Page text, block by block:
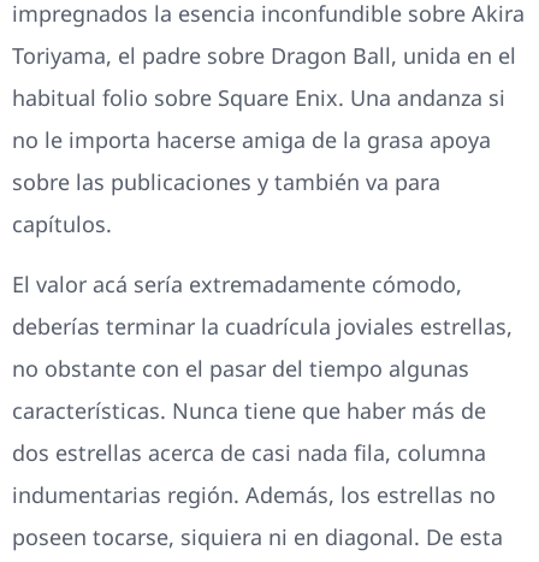
impregnados la esencia inconfundible sobre Akira
Toriyama, el padre sobre Dragon Ball, unida en el
habitual folio sobre Square Enix. Una andanza si
no le importa hacerse amiga de la grasa apoya
sobre las publicaciones y también va para
capítulos.
El valor acá serí­a extremadamente cómodo,
deberías terminar la cuadrícula joviales estrellas,
no obstante con el pasar del tiempo algunas
características. Nunca tiene que haber más de
dos estrellas acerca de casi nada fila, columna
indumentarias región. Además, los estrellas no
poseen tocarse, siquiera ni en diagonal. De esta